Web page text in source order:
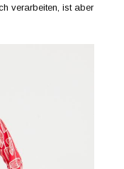
verarbeiten, ist aber